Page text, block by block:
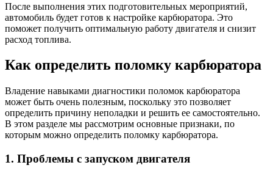
После выполнения этих подготовительных мероприятий,
автомобиль будет готов к настройке карбюратора. Это
поможет получить оптимальную работу двигателя и снизит
расход топлива.
Как определить поломку карбюратора
Владение навыками диагностики поломок карбюратора
может быть очень полезным, поскольку это позволяет
определить причину неполадки и решить ее самостоятельно.
В этом разделе мы рассмотрим основные признаки, по
которым можно определить поломку карбюратора.
1. Проблемы с запуском двигателя